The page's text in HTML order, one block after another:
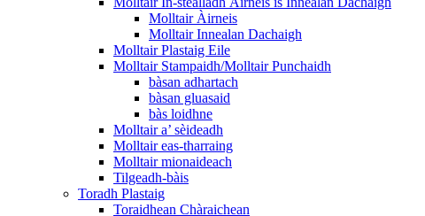
Molltair Àirneis
Molltair Innealan Dachaigh
Molltair Plastaig Eile
Molltair Stampaidh/Molltair Punchaidh
bàsan adhartach
bàsan gluasaid
bàs loidhne
Molltair a’ sèideadh
Molltair eas-tharraing
Molltair mionaideach
Tilgeadh-bàis
Toradh Plastaig
Toraidhean Chàraichean